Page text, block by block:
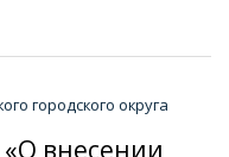
городского округа
внесении